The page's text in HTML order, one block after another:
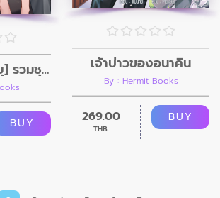
เล่นของสูง [อายุ] รวมชุด 2 เล่ม
BUY
เจ้าบ่าวของอนาคิน
By : Hermit Books
269.00
THB.
BUY